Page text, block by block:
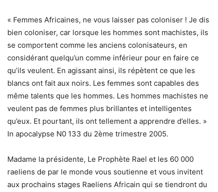
« Femmes Africaines, ne vous laisser pas coloniser ! Je dis
bien coloniser, car lorsque les hommes sont machistes, ils
se comportent comme les anciens colonisateurs, en
considérant quelqu’un comme inférieur pour en faire ce
qu’ils veulent. En agissant ainsi, ils répètent ce que les
blancs ont fait aux noirs. Les femmes sont capables des
même talents que les hommes. Les hommes machistes ne
veulent pas de femmes plus brillantes et intelligentes
qu’eux. Et pourtant, ils ont tellement a apprendre d’elles. »
In apocalypse N0 133 du 2ème trimestre 2005.
Madame la présidente, Le Prophète Rael et les 60 000
raeliens de par le monde vous soutienne et vous invitent
aux prochains stages Raeliens Africain qui se tiendront du